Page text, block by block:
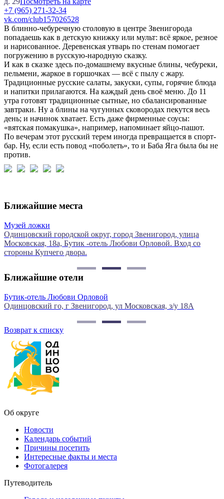
+7 (965) 271-32-34
vk.com/club157026528
В блинно-чебуречную столовую в центре Звенигорода
попадаешь как в детскую книжку или мульт: всё яркое, резное
и нарисованное. Деревенская утварь по стенам помогает
погружению в русскую-народную сказку.
И как в сказке здесь по-домашнему вкусные блины, чебуреки,
пельмени, жаркое в горшочках — всё с пылу с жару.
Традиционные русские салаты, закуски, супы, горячие блюда
и напитки прилагаются. На каждый день своё меню. До 11
утра готовят традиционные сытные, но сбалансированные
завтраки. Ну а блины на чугунных сковородах пекутся весь
день; и начинок хватает. Есть даже фирменные соусы:
«вятская помакушка», например, напоминает яйцо-пашот.
По вечерам этот русский терем иногда превращается в спорт-
бар. Ну, если есть повод «поболеть», то и Баба Яга была бы не
против.
Ближайшие места
Музей ложки
Одинцовский городской округ, город Звенигород, улица
Московская, 18а, Бутик -отель Любови Орловой. Вход со
стороны Купчего двора.
Ближайшие отели
Бутик-отель Любови Орловой
Одинцовский го, г Звенигород, ул Московская, з/у 18А
Возврат к списку
Об округе
Новости
Календарь событий
Причины посетить
Интересные факты и места
Фотогалерея
Путеводитель